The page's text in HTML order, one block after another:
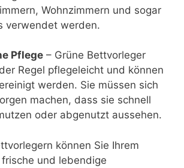
Wohnzimmern und sogar
verwendet werden.
Pflege – Grüne Bettvorleger
Regel pflegeleicht und können
werden. Sie müssen sich
machen, dass sie schnell
oder abgenutzt aussehen.
können Sie Ihrem
und lebendige